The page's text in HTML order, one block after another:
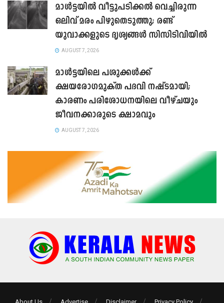
മാൾട്ടയിൽ വീട്ടുപടിക്കൽ വെച്ചിരുന്ന
ഒലിവ് മരം പിഴുതെടുത്തു; രണ്ട്
യുവാക്കളുടെ ദൃശ്യങ്ങൾ സിസിടിവിയിൽ
AUGUST 7, 2026
മാൾട്ടയിലെ പശുക്കൾക്ക്
ക്ഷയരോഗമുക്ത പദവി നഷ്ടമായി;
കാരണം പരിശോധനയിലെ വീഴ്ചയും
ജീവനക്കാരുടെ ക്ഷാമവും
AUGUST 7, 2026